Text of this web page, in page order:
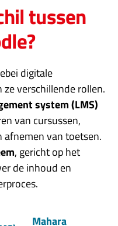
tussen
digitale
verschillende rollen.
system (LMS)
van cursussen,
afnemen van toetsen.
, gericht op het
de inhoud en
Mahara